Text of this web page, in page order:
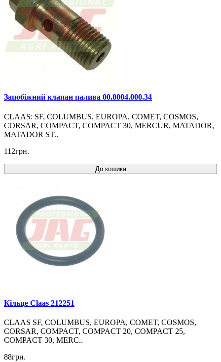
Запобіжний клапан палива 00.8004.000.34
CLAAS: SF, COLUMBUS, EUROPA, COMET, COSMOS,
CORSAR, COMPACT, COMPACT 30, MERCUR, MATADOR,
MATADOR ST..
112грн.
До кошика
Кільце Claas 212251
CLAAS SF, COLUMBUS, EUROPA, COMET, COSMOS,
CORSAR, COMPACT, COMPACT 20, COMPACT 25,
COMPACT 30, MERC..
88грн.